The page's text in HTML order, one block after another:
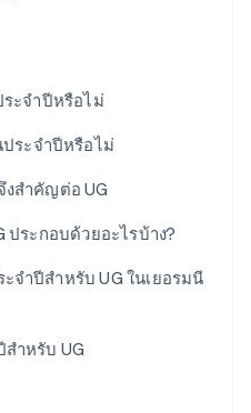
ระจำปีหรือไม่
ประจำปีหรือไม่
งสำคัญต่อ UG
ประกอบด้วยอะไรบ้าง?
จำปีสำหรับ UG ในเยอรมนี
สำหรับ UG